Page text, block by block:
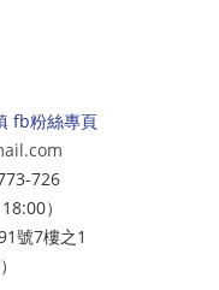
fb粉絲專頁
726
）
號7樓之1